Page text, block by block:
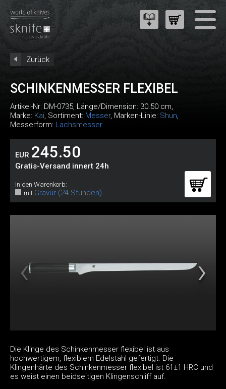
Zurück
SCHINKENMESSER FLEXIBEL
Artikel-Nr: DM-0735, Länge/Dimension: 30.50 cm,
Marke: Kai, Sortiment: Messer, Marken-Linie: Shun,
Messerform: Lachsmesser
EUR 245.50
Gratis-Versand innert 24h
In den Warenkorb:
mit Gravur (24 Stunden)
Die Klinge des Schinkenmesser flexibel ist aus
hochwertigem, flexiblem Edelstahl gefertigt. Die
Klingenhärte des Schinkenmesser flexibel ist 61±1 HRC und
es weist einen beidseitigen Klingenschliff auf.